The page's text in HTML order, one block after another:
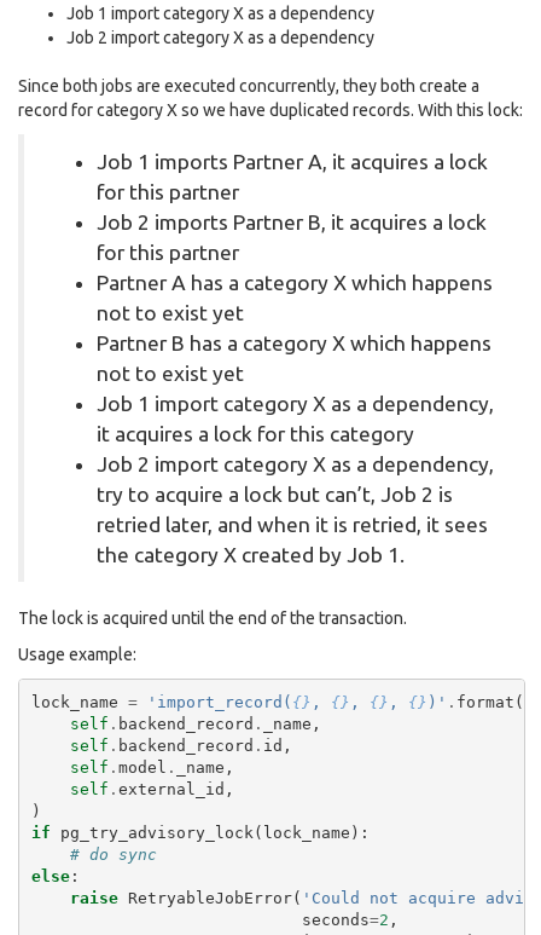
Job 1 import category X as a dependency
Job 2 import category X as a dependency
Since both jobs are executed concurrently, they both create a
record for category X so we have duplicated records. With this lock:
Job 1 imports Partner A, it acquires a lock
for this partner
Job 2 imports Partner B, it acquires a lock
for this partner
Partner A has a category X which happens
not to exist yet
Partner B has a category X which happens
not to exist yet
Job 1 import category X as a dependency,
it acquires a lock for this category
Job 2 import category X as a dependency,
try to acquire a lock but can’t, Job 2 is
retried later, and when it is retried, it sees
the category X created by Job 1.
The lock is acquired until the end of the transaction.
Usage example:
lock_name = 'import_record( {} , {} , {} , {} )' . format (
self . backend_record . _name ,
self . backend_record . id ,
self . model . _name ,
self . external_id ,
)
if
pg_try_advisory_lock ( lock_name ):
# do sync
else:
raise
RetryableJobError( 'Could not acquire
seconds=2 ,